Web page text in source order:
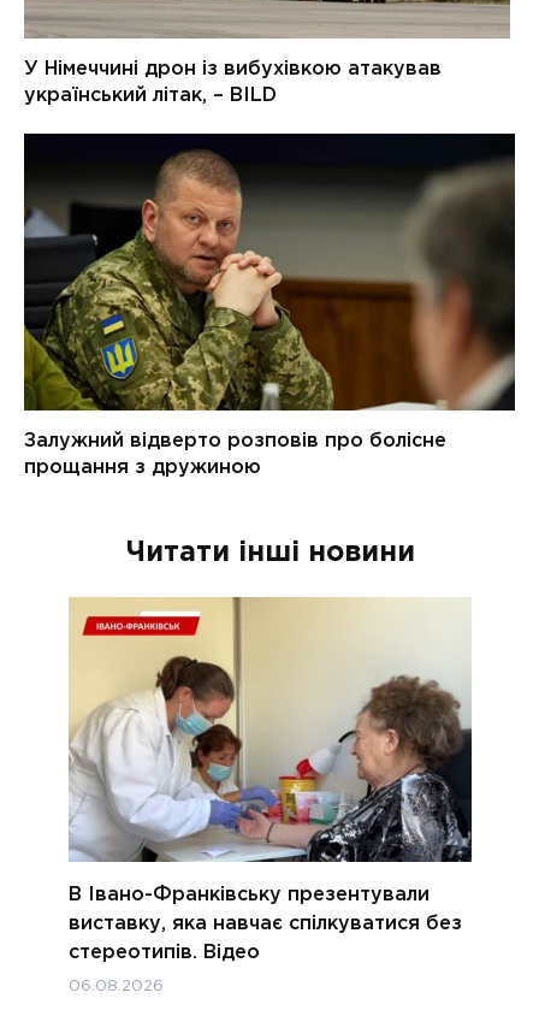
Читати інші новини
В Івано-Франківську презентували
виставку, яка навчає спілкуватися без
стереотипів. Відео
06.08.2026